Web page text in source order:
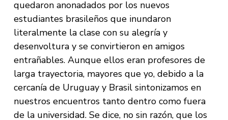
quedaron anonadados por los nuevos
estudiantes brasileños que inundaron
literalmente la clase con su alegría y
desenvoltura y se convirtieron en amigos
entrañables. Aunque ellos eran profesores de
larga trayectoria, mayores que yo, debido a la
cercanía de Uruguay y Brasil sintonizamos en
nuestros encuentros tanto dentro como fuera
de la universidad. Se dice, no sin razón, que los